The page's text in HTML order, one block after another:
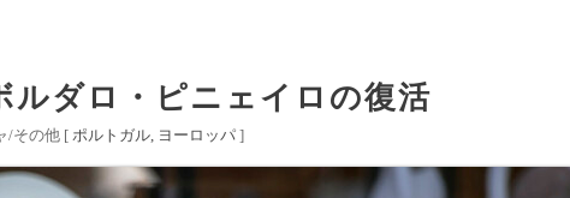
ルダロ・ピニェイロの復活
/その他 [ ポルトガル ヨーロッパ ]